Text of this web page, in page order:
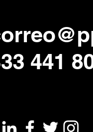
441